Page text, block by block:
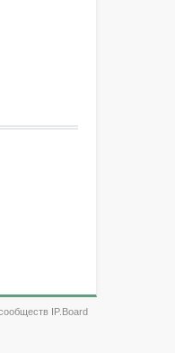
IP.Board